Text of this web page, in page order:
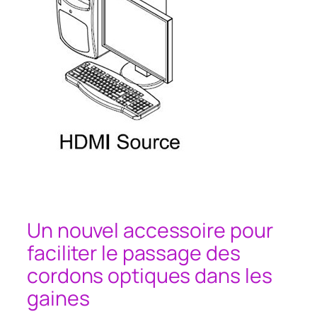
Un nouvel accessoire pour
faciliter le passage des
cordons optiques dans les
gaines